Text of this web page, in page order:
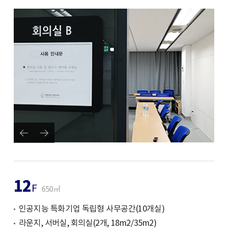
12F 650㎡
인공지능 특화기업 독립형 사무공간(10개실)
라운지, 서버실, 회의실(2개, 18m2/35m2)